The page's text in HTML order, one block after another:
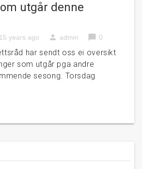
utgår denne
15 years ago person admin chat_bubble 0
har sendt oss ei oversikt
som utgår pga andre
sesong. Torsdag